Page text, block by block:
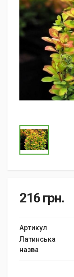
216 грн.
Артикул
Латинська
назва